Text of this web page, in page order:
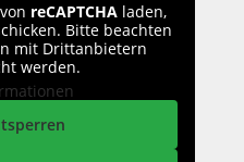
reCAPTCHA laden,
Bitte beachten
mit Drittanbietern
werden.